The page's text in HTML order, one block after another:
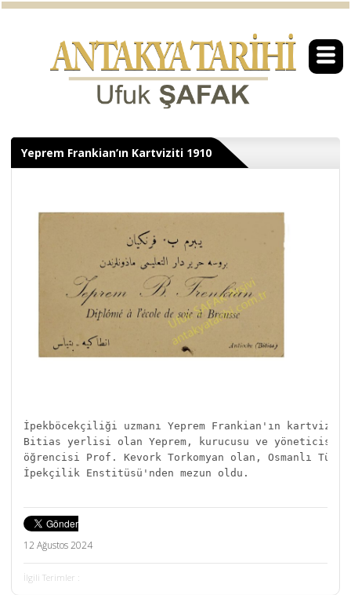
Yeprem Frankian’ın Kartviziti 1910
İpekböcekçiliği uzmanı Yeprem Frankian'ın
Bitias yerlisi olan Yeprem, kurucusu ve yöneticisi
öğrencisi Prof. Kevork Torkomyan olan, Osmanlı
İpekçilik Enstitüsü'nden mezun oldu.
12 Ağustos 2024
İlgili Terimler :